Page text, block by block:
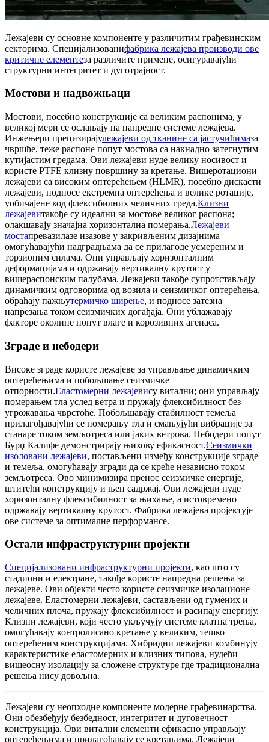
Лежајеви су основне компоненте у различитим грађевинским
секторима. Специјализованифабрика лежајева производи ове
критичне елементеза различите примене, осигуравајући
структурни интегритет и дуготрајност.
Мостови и надвожњаци
Мостови, посебно конструкције са великим распонима, у
великој мери се ослањају на напредне системе лежајева.
Инжењери прецизирајулежајеви од тканине са јастучићимаза
чвршће, теже распоне попут мостова са накнадно затегнутим
кутијастим гредама. Ови лежајеви нуде велику носивост и
користе PTFE клизну површину за кретање. Вишеротациони
лежајеви са високим оптерећењем (HLMR), посебно дискасти
лежајеви, подносе екстремна оптерећења и велике ротације,
уобичајене код флексибилних челичних греда.Клизни
лежајевитакође су идеални за мостове великог распона;
олакшавају значајна хоризонтална померања.Лежајеви
мостапревазилазе изазове у закривљеним дизајнима
омогућавајући надградњама да се прилагоде усмереним и
торзионим силама. Они управљају хоризонталним
деформацијама и одржавају вертикалну крутост у
вишераспонским палубама. Лежајеви такође супротстављају
динамичким одговорима од возила и сеизмичког оптерећења,
обраћају пажњутермичко ширење, и подносе затезна
напрезања током сеизмичких догађаја. Они ублажавају
факторе околине попут влаге и корозивних агенаса.
Зграде и небодери
Високе зграде користе лежајеве за управљање динамичким
оптерећењима и побољшање сеизмичке
отпорности.Еластомерни лежајевису витални; они управљају
померањем тла услед ветра и пружају флексибилност без
угрожавања чврстоће. Побољшавају стабилност темеља
прилагођавајући се померању тла и смањујући вибрације за
станаре током земљотреса или јаких ветрова. Небодери попут
Бурџ Калифе демонстрирају њихову ефикасност.Сеизмички
изоловани лежајеви, постављени између конструкције зграде
и темеља, омогућавају згради да се креће независно током
земљотреса. Ово минимизира пренос сеизмичке енергије,
штитећи конструкцију и њен садржај. Ови лежајеви нуде
хоризонталну флексибилност за њихање, а истовремено
одржавају вертикалну крутост. Фабрика лежајева пројектује
ове системе за оптималне перформансе.
Остали инфраструктурни пројекти
Специјализовани инфраструктурни пројекти, као што су
стадиони и електране, такође користе напредна решења за
лежајеве. Ови објекти често користе сеизмичке изолационе
лежајеве. Еластомерни лежајеви, састављени од гумених и
челичних плоча, пружају флексибилност и расипају енергију.
Клизни лежајеви, који често укључују системе клатна трења,
омогућавају контролисано кретање у великим, тешко
оптерећеним конструкцијама. Хибридни лежајеви комбинују
карактеристике еластомерних и клизних типова, нудећи
вишеосну изолацију за сложене структуре где традиционална
решења нису довољна.
Лежајеви су неопходне компоненте модерне грађевинарства.
Они обезбеђују безбедност, интегритет и дуговечност
конструкција. Ови витални елементи ефикасно управљају
оптерећењима и прилагођавају се кретањима. Лежајеви